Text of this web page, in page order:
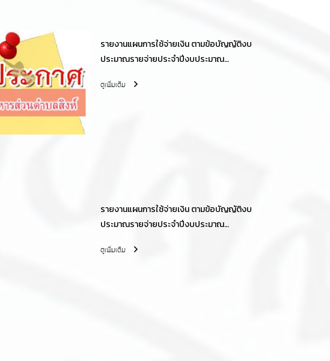
รายงานแผนการใช้จ่ายเงิน ตามข้อบัญญัติงบ
ประมาณรายจ่ายประจำปีงบประมาณ
ดูเพิ่มเติม
รายงานแผนการใช้จ่ายเงิน ตามข้อบัญญัติงบ
ประมาณรายจ่ายประจำปีงบประมาณ
ดูเพิ่มเติม